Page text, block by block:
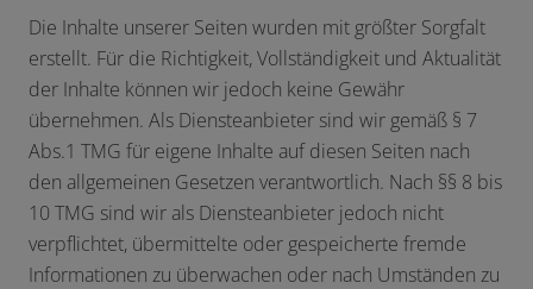
Die Inhalte unserer Seiten wurden mit größter Sorgfalt
erstellt. Für die Richtigkeit, Vollständigkeit und Aktualität
der Inhalte können wir jedoch keine Gewähr
übernehmen. Als Diensteanbieter sind wir gemäß § 7
Abs.1 TMG für eigene Inhalte auf diesen Seiten nach
den allgemeinen Gesetzen verantwortlich. Nach §§ 8 bis
10 TMG sind wir als Diensteanbieter jedoch nicht
verpflichtet, übermittelte oder gespeicherte fremde
Informationen zu überwachen oder nach Umständen zu